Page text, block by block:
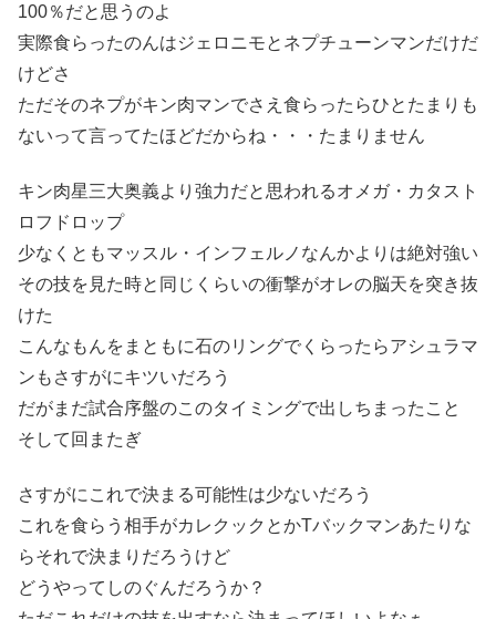
100％だと思うのよ
実際食らったのんはジェロニモとネプチューンマンだけだ
けどさ
ただそのネプがキン肉マンでさえ食らったらひとたまりも
ないって言ってたほどだからね・・・たまりません
キン肉星三大奥義より強力だと思われるオメガ・カタスト
ロフドロップ
少なくともマッスル・インフェルノなんかよりは絶対強い
その技を見た時と同じくらいの衝撃がオレの脳天を突き抜
けた
こんなもんをまともに石のリングでくらったらアシュラマ
ンもさすがにキツいだろう
だがまだ試合序盤のこのタイミングで出しちまったこと
そして回またぎ
さすがにこれで決まる可能性は少ないだろう
これを食らう相手がカレクックとかTバックマンあたりな
らそれで決まりだろうけど
どうやってしのぐんだろうか？